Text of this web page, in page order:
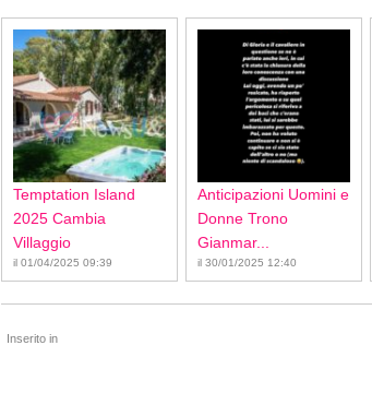
Temptation Island
2025 Cambia
Villaggio
il 01/04/2025 09:39
Anticipazioni Uomini e
Donne Trono
Gianmar...
il 30/01/2025 12:40
Inserito in